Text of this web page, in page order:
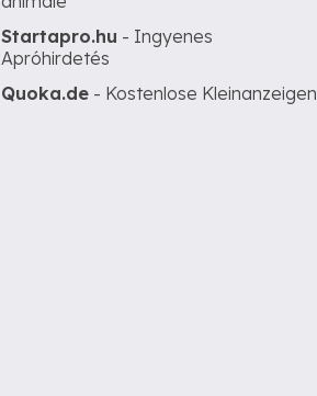
Startapro.hu - Ingyenes
Apróhirdetés
Quoka.de - Kostenlose Kleinanzeigen